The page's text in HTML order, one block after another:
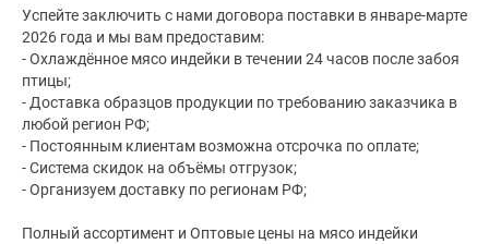
Успейте заключить с нами договора поставки в январе-марте
2026 года и мы вам предоставим:
- Охлаждённое мясо индейки в течении 24 часов после забоя
птицы;
- Доставка образцов продукции по требованию заказчика в
любой регион РФ;
- Постоянным клиентам возможна отсрочка по оплате;
- Система скидок на объёмы отгрузок;
- Организуем доставку по регионам РФ;
Полный ассортимент и Оптовые цены на мясо индейки